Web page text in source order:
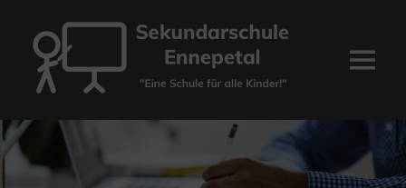
Inhalt
springen
Sekundarschule
Ennepetal
Menü